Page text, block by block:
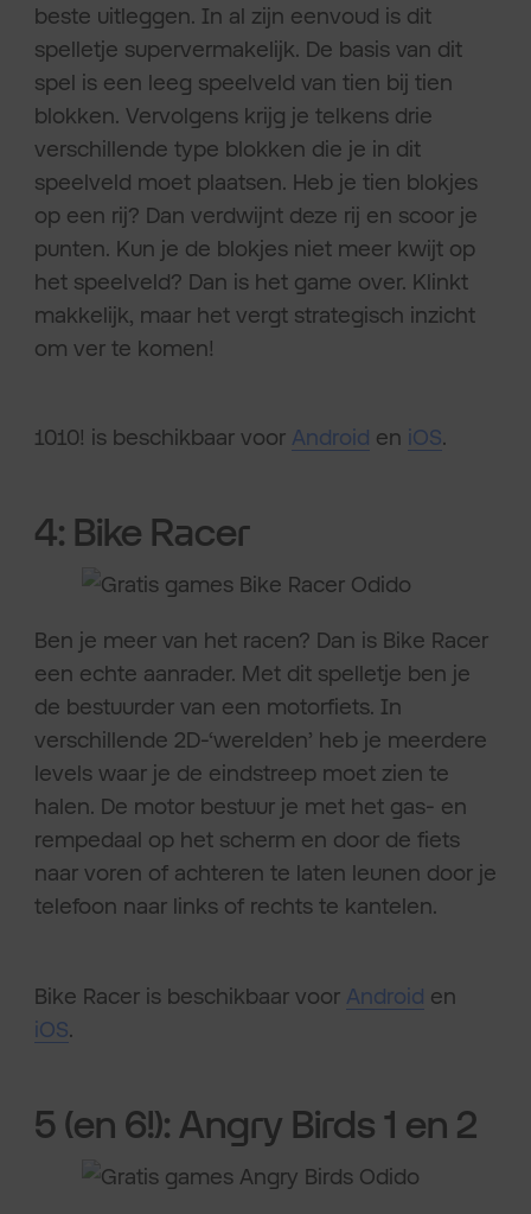
beste uitleggen. In al zijn eenvoud is dit
spelletje supervermakelijk. De basis van dit
spel is een leeg speelveld van tien bij tien
blokken. Vervolgens krijg je telkens drie
verschillende type blokken die je in dit
speelveld moet plaatsen. Heb je tien blokjes
op een rij? Dan verdwijnt deze rij en scoor je
punten. Kun je de blokjes niet meer kwijt op
het speelveld? Dan is het game over. Klinkt
makkelijk, maar het vergt strategisch inzicht
om ver te komen!
1010! is beschikbaar voor Android en iOS.
4: Bike Racer
Ben je meer van het racen? Dan is Bike Racer
een echte aanrader. Met dit spelletje ben je
de bestuurder van een motorfiets. In
verschillende 2D-‘werelden’ heb je meerdere
levels waar je de eindstreep moet zien te
halen. De motor bestuur je met het gas- en
rempedaal op het scherm en door de fiets
naar voren of achteren te laten leunen door je
telefoon naar links of rechts te kantelen.
Bike Racer is beschikbaar voor Android en
iOS.
5 (en 6!): Angry Birds 1 en 2